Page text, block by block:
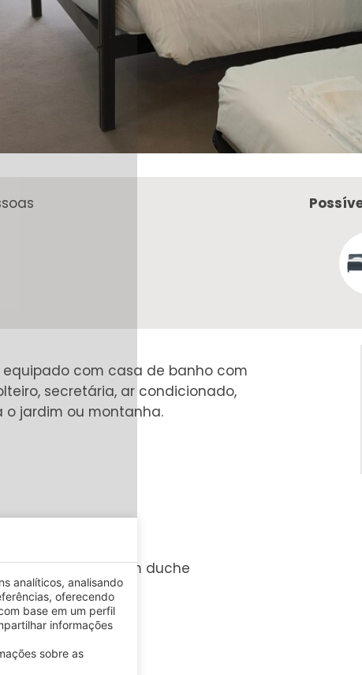
com casa de banho com
secretária, ar condicionado,
jardim ou montanha.
Banheira com duche
analíticos, analisando
oferecendo
base em um perfil
informações
sobre as